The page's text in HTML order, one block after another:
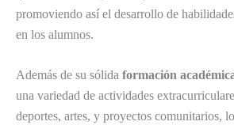
promoviendo así el desarrollo de
en los alumnos.
Además de su sólida formación
una variedad de actividades
deportes, artes, y proyectos comunitarios,